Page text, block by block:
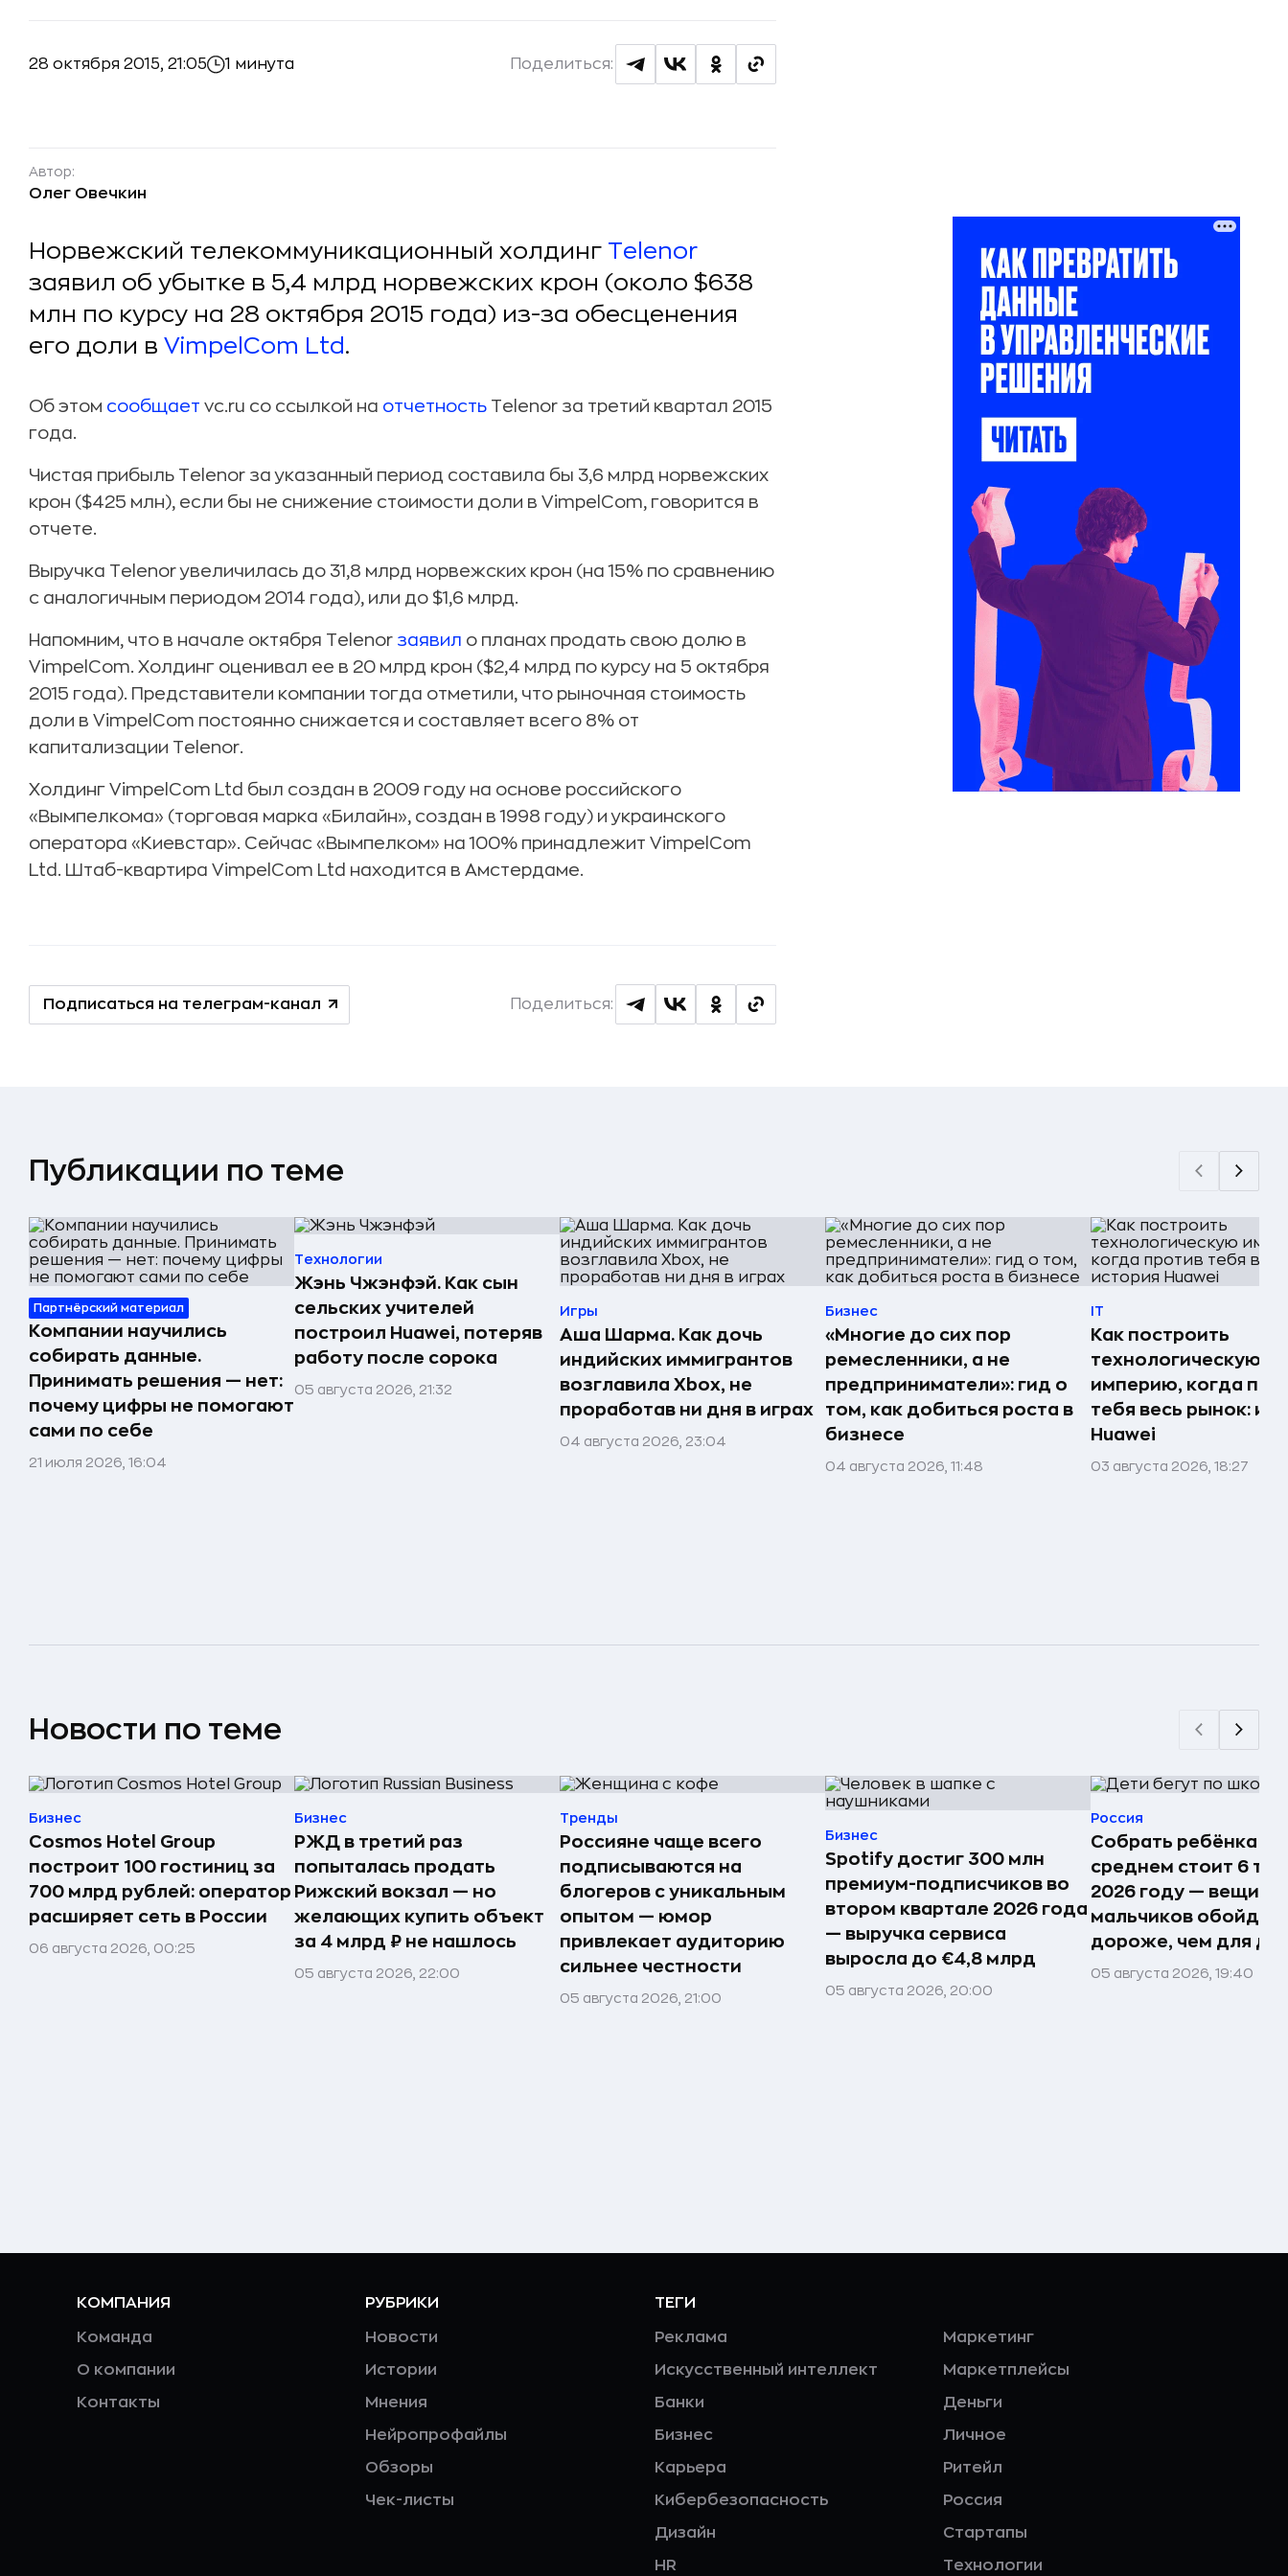
28 октября 2015, 21:05 1 минута Поделиться:
Автор:
Олег Овечкин
Норвежский телекоммуникационный холдинг Telenor
заявил об убытке в 5,4 млрд норвежских крон (около $638
млн по курсу на 28 октября 2015 года) из-за обесценения
его доли в VimpelCom Ltd .
Об этом сообщает vc.ru со ссылкой на отчетность Telenor за третий квартал 2015
года.
Чистая прибыль Telenor за указанный период составила бы 3,6 млрд норвежских
крон ($425 млн), если бы не снижение стоимости доли в VimpelCom, говорится в
отчете.
Выручка Telenor увеличилась до 31,8 млрд норвежских крон (на 15% по сравнению
с аналогичным периодом 2014 года), или до $1,6 млрд.
Напомним, что в начале октября Telenor заявил о планах продать свою долю в
VimpelCom. Холдинг оценивал ее в 20 млрд крон ($2,4 млрд по курсу на 5 октября
2015 года). Представители компании тогда отметили, что рыночная стоимость
доли в VimpelCom постоянно снижается и составляет всего 8% от
капитализации Telenor.
Холдинг VimpelCom Ltd был создан в 2009 году на основе российского
«Вымпелкома» (торговая марка «Билайн», создан в 1998 году) и украинского
оператора «Киевстар». Сейчас «Вымпелком» на 100% принадлежит VimpelCom
Ltd. Штаб-квартира VimpelCom Ltd находится в Амстердаме.
Подписаться на телеграм-канал Поделиться:
Публикации по теме
Партнёрский материал
Компании научились
собирать данные.
Принимать решения — нет:
почему цифры не помогают
сами по себе
21 июля 2026, 16:04
Технологии
Жэнь Чжэнфэй. Как сын
сельских учителей
построил Huawei, потеряв
работу после сорока
05 августа 2026, 21:32
Игры
Аша Шарма. Как дочь
индийских иммигрантов
возглавила Xbox, не
проработав ни дня в играх
04 августа 2026, 23:04
Бизнес
«Многие до сих пор
ремесленники, а не
предприниматели»: гид о
том, как добиться роста в
бизнесе
04 августа 2026, 11:48
IT
Как построить
технологическую
империю, когда
тебя весь рынок:
Huawei
03 августа 2026, 18:27
Новости по теме
Бизнес
Cosmos Hotel Group
построит 100 гостиниц за
700 млрд рублей: оператор
расширяет сеть в России
06 августа 2026, 00:25
Бизнес
РЖД в третий раз
попыталась продать
Рижский вокзал — но
желающих купить объект
за 4 млрд ₽ не нашлось
05 августа 2026, 22:00
Тренды
Россияне чаще всего
подписываются на
блогеров с уникальным
опытом — юмор
привлекает аудиторию
сильнее честности
05 августа 2026, 21:00
Бизнес
Spotify достиг 300 млн
премиум-подписчиков во
втором квартале 2026 года
— выручка сервиса
выросла до €4,8 млрд
05 августа 2026, 20:00
Россия
Собрать ребёнка в
среднем стоит 6
2026 году — вещи
мальчиков
дороже, чем для
05 августа 2026, 19:40
КОМПАНИЯ
Команда
О компании
Контакты
РУБРИКИ
Новости
Истории
Мнения
Нейропрофайлы
Обзоры
Чек-листы
ТЕГИ
Реклама
Искусственный интеллект
Банки
Бизнес
Карьера
Кибербезопасность
Дизайн
HR
Маркетинг
Маркетплейсы
Деньги
Личное
Ритейл
Россия
Стартапы
Технологии